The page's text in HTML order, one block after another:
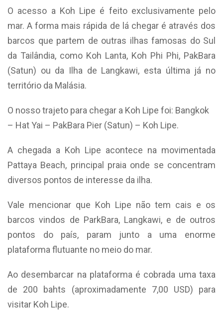
O acesso a Koh Lipe é feito exclusivamente pelo
mar. A forma mais rápida de lá chegar é através dos
barcos que partem de outras ilhas famosas do Sul
da Tailândia, como Koh Lanta, Koh Phi Phi, PakBara
(Satun) ou da Ilha de Langkawi, esta última já no
território da Malásia.
O nosso trajeto para chegar a Koh Lipe foi: Bangkok
– Hat Yai – PakBara Pier (Satun) – Koh Lipe.
A chegada a Koh Lipe acontece na movimentada
Pattaya Beach, principal praia onde se concentram
diversos pontos de interesse da ilha.
Vale mencionar que Koh Lipe não tem cais e os
barcos vindos de ParkBara, Langkawi, e de outros
pontos do país, param junto a uma enorme
plataforma flutuante no meio do mar.
Ao desembarcar na plataforma é cobrada uma taxa
de 200 bahts (aproximadamente 7,00 USD) para
visitar Koh Lipe.